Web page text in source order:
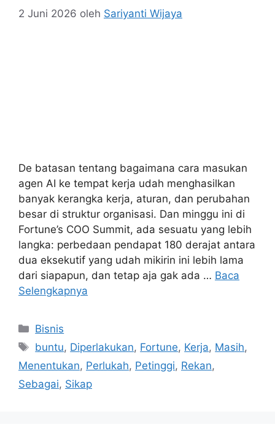
2 Juni 2026 oleh Sariyanti Wijaya
De batasan tentang bagaimana cara masukan
agen AI ke tempat kerja udah menghasilkan
banyak kerangka kerja, aturan, dan perubahan
besar di struktur organisasi. Dan minggu ini di
Fortune’s COO Summit, ada sesuatu yang lebih
langka: perbedaan pendapat 180 derajat antara
dua eksekutif yang udah mikirin ini lebih lama
dari siapapun, dan tetap aja gak ada … Baca
Selengkapnya
Kategori
Bisnis
Tag
buntu, Diperlakukan, Fortune, Kerja, Masih,
Menentukan, Perlukah, Petinggi, Rekan,
Sebagai, Sikap